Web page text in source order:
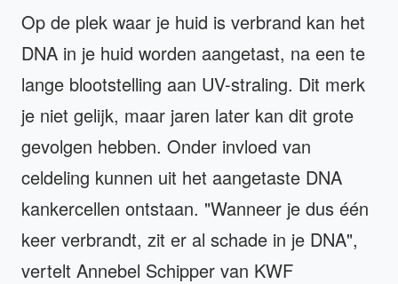
Op de plek waar je huid is verbrand kan het
DNA in je huid worden aangetast, na een te
lange blootstelling aan UV-straling. Dit merk
je niet gelijk, maar jaren later kan dit grote
gevolgen hebben. Onder invloed van
celdeling kunnen uit het aangetaste DNA
kankercellen ontstaan. "Wanneer je dus één
keer verbrandt, zit er al schade in je DNA",
vertelt Annebel Schipper van KWF